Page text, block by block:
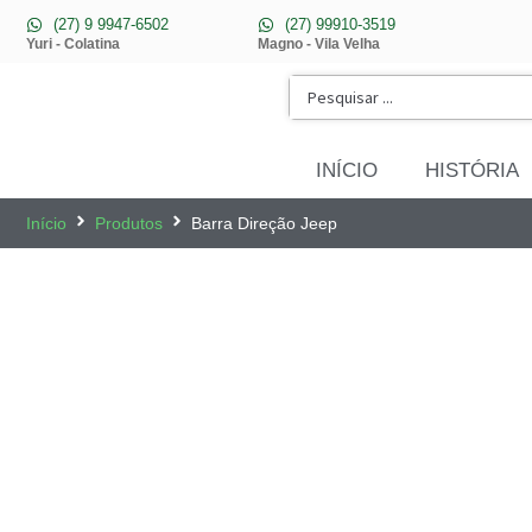
(27) 9 9947-6502
Yuri - Colatina
(27) 99910-3519
Magno - Vila Velha
INÍCIO HISTÓRIA
Início Produtos Barra Direção Jeep